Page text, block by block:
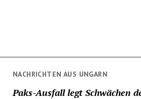
NACHRICHTEN AUS UNGARN
Paks-Ausfall legt Schwächen